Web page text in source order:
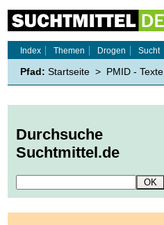
Index
Themen Drogen Sucht
Pfad: Startseite > PMID - Texte
Durchsuche
Suchtmittel.de